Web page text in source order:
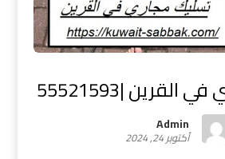
|55521593
Admin
أكتوبر 24, 2024